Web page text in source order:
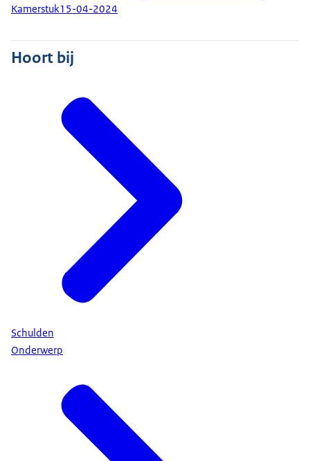
Kamerstuk15-04-2024
Hoort bij
Schulden
Onderwerp